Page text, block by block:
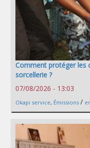
Comment protéger les
sorcellerie ?
07/08/2026 - 13:03
Okapi service, Émissions /